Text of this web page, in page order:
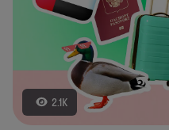
2.1K